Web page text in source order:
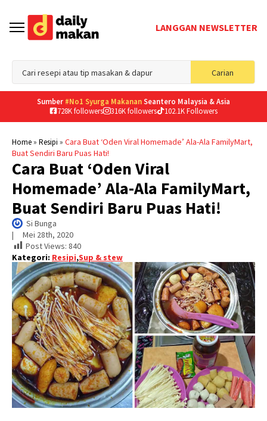
LANGGAN NEWSLETTER
Carian
for:
Sumber #No1 Syurga MakananSeantero Malaysia & Asia
728K followers
316K followers 102.1K Followers
Home» Resipi » Cara Buat ‘Oden Viral Homemade’ Ala-Ala FamilyMart,
Buat Sendiri Baru Puas Hati!
Cara Buat ‘Oden Viral
Homemade’ Ala-Ala FamilyMart,
Buat Sendiri Baru Puas Hati!
Si Bunga
| Mei 28th, 2020
Post Views: 840
Kategori: Resipi,Sup & stew